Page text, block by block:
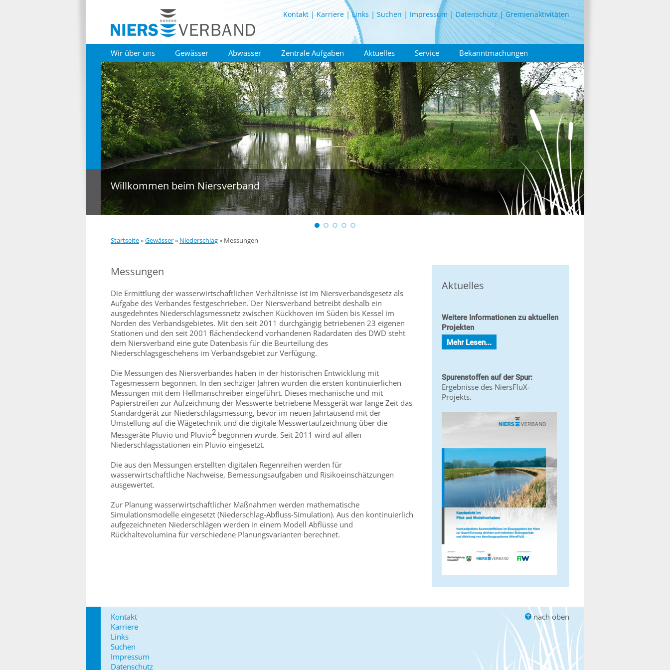
Kontakt Karriere Links Suchen Impressum Datenschutz Gremienaktivitäten
Wir über uns Gewässer Abwasser Zentrale Aufgaben Aktuelles Service Bekanntmachungen
Willkommen beim Niersverband
Startseite»Gewässer» Niederschlag» Messungen
Messungen
Die Ermittlung der wasserwirtschaftlichen Verhältnisse ist im Niersverbandsgesetz als
Aufgabe des Verbandes festgeschrieben. Der Niersverband betreibt deshalb ein
ausgedehntes Niederschlagsmessnetz zwischen Kückhoven im Süden bis Kessel im
Norden des Verbandsgebietes. Mit den seit 2011 durchgängig betriebenen 23 eigenen
Stationen und den seit 2001 flächendeckend vorhandenen Radardaten des DWD steht
dem Niersverband eine gute Datenbasis für die Beurteilung des
Niederschlagsgeschehens im Verbandsgebiet zur Verfügung.
Die Messungen des Niersverbandes haben in der historischen Entwicklung mit
Tagesmessern begonnen. In den sechziger Jahren wurden die ersten kontinuierlichen
Messungen mit dem Hellmanschreiber eingeführt. Dieses mechanische und mit
Papierstreifen zur Aufzeichnung der Messwerte betriebene Messgerät war lange Zeit das
Standardgerät zur Niederschlagsmessung, bevor im neuen Jahrtausend mit der
Umstellung auf die Wägetechnik und die digitale Messwertaufzeichnung über die
Messgeräte Pluvio und Pluvio2 begonnen wurde. Seit 2011 wird auf allen
Niederschlagsstationen ein Pluvio eingesetzt.
Die aus den Messungen erstellten digitalen Regenreihen werden für
wasserwirtschaftliche Nachweise, Bemessungsaufgaben und Risikoeinschätzungen
ausgewertet.
Zur Planung wasserwirtschaftlicher Maßnahmen werden mathematische
Simulationsmodelle eingesetzt (Niederschlag-Abfluss-Simulation). Aus den kontinuierlich
aufgezeichneten Niederschlägen werden in einem Modell Abflüsse und
Rückhaltevolumina für verschiedene Planungsvarianten berechnet.
Aktuelles
Weitere Informationen zu aktuellen
Projekten
Mehr Lesen...
Spurenstoffen auf der Spur:
Ergebnisse des NiersFluX-
Projekts.
Kontakt
Karriere
Links
Suchen
Impressum
Datenschutz
nach oben